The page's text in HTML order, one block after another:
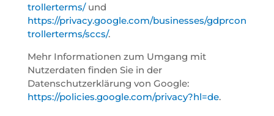
trollerterms/und
https://privacy.google.com/businesses/gdprcon
trollerterms/sccs/.
Mehr Informationen zum Umgang mit
Nutzerdaten finden Sie in der
Datenschutzerklärung von Google:
https://policies.google.com/privacy?hl=de.